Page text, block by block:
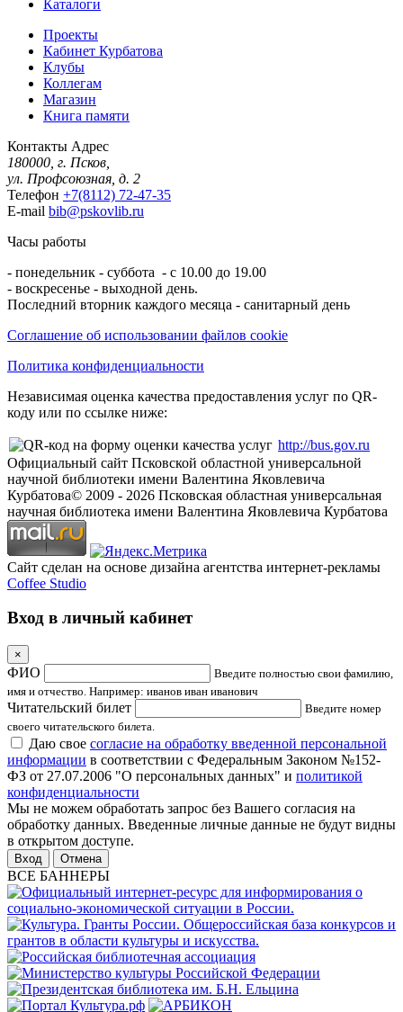
Каталоги
Проекты
Кабинет Курбатова
Клубы
Коллегам
Магазин
Книга памяти
Контакты Адрес
180000, г. Псков,
ул. Профсоюзная, д. 2
Телефон +7(8112) 72-47-35
E-mail bib@pskovlib.ru
Часы работы
- понедельник - суббота - с 10.00 до 19.00
- воскресенье - выходной день.
Последний вторник каждого месяца - санитарный день
Соглашение об использовании файлов cookie
Политика конфиденциальности
Независимая оценка качества предоставления услуг по QR-
коду или по ссылке ниже:
http://bus.gov.ru
Официальный сайт Псковской областной универсальной
научной библиотеки имени Валентина Яковлевича
Курбатова© 2009 - 2026 Псковская областная универсальная
научная библиотека имени Валентина Яковлевича Курбатова
Сайт сделан на основе дизайна агентства интернет-рекламы
Coffee Studio
Вход в личный кабинет
×
ФИО
Введите полностью свои фамилию,
имя и отчество. Например: иванов иван иванович
Читательский билет
Введите номер
своего читательского билета.
Даю свое согласие на обработку введенной персональной
информации в соответствии с Федеральным Законом №152-
ФЗ от 27.07.2006 "О персональных данных" и политикой
конфиденциальности
Мы не можем обработать запрос без Вашего согласия на
обработку данных. Введенные личные данные не будут видны
в открытом доступе.
Отмена
ВСЕ БАННЕРЫ